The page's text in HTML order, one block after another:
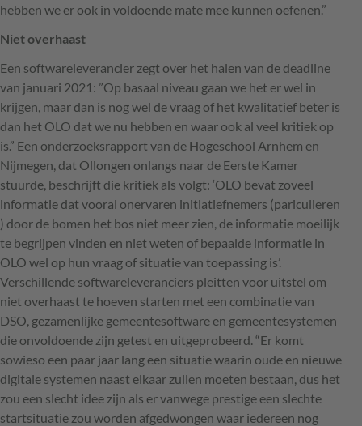
hebben we er ook in voldoende mate mee kunnen oefenen.”
Niet overhaast
Een softwareleverancier zegt over het halen van de deadline
van januari 2021: ”Op basaal niveau gaan we het er wel in
krijgen, maar dan is nog wel de vraag of het kwalitatief beter is
dan het OLO dat we nu hebben en waar ook al veel kritiek op
is.” Een onderzoeksrapport van de Hogeschool Arnhem en
Nijmegen, dat Ollongen onlangs naar de Eerste Kamer
stuurde, beschrijft die kritiek als volgt: ‘OLO bevat zoveel
informatie dat vooral onervaren initiatiefnemers (pariculieren
) door de bomen het bos niet meer zien, de informatie moeilijk
te begrijpen vinden en niet weten of bepaalde informatie in
OLO wel op hun vraag of situatie van toepassing is’.
Verschillende softwareleveranciers pleitten voor uitstel om
niet overhaast te hoeven starten met een combinatie van
DSO , gezamenlijke gemeentesoftware en gemeentesystemen
die onvoldoende zijn getest en uitgeprobeerd. “Er komt
sowieso een paar jaar lang een situatie waarin oude en nieuwe
digitale systemen naast elkaar zullen moeten bestaan, dus het
zou een slecht idee zijn als er vanwege prestige een slechte
startsituatie zou worden afgedwongen waar iedereen nog